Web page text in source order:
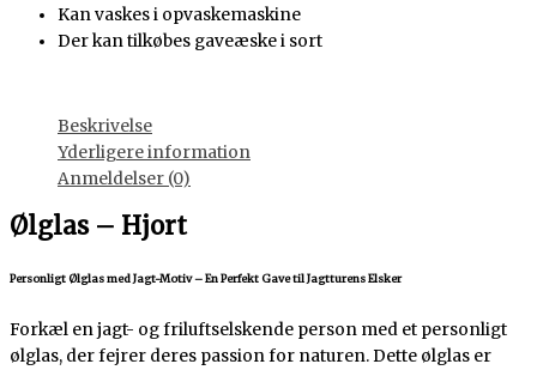
Kan vaskes i opvaskemaskine
Der kan tilkøbes gaveæske i sort
Beskrivelse
Yderligere information
Anmeldelser (0)
Ølglas – Hjort
Personligt Ølglas med Jagt-Motiv – En Perfekt Gave til Jagtturens Elsker
Forkæl en jagt- og friluftselskende person med et personligt
ølglas, der fejrer deres passion for naturen. Dette ølglas er